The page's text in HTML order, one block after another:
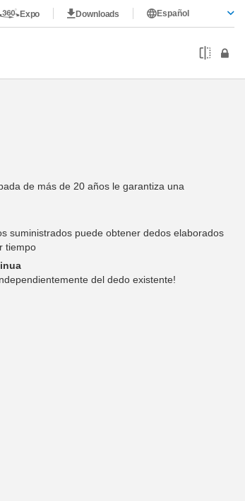
Expo Downloads Español
de más de 20 años le garantiza una
suministrados puede obtener dedos elaborados
tiempo
del dedo existente!